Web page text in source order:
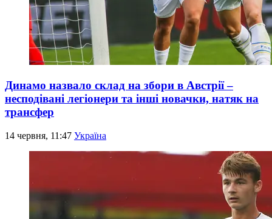
Динамо назвало склад на збори в Австрії –
несподівані легіонери та інші новачки, натяк на
трансфер
14 червня, 11:47 Україна